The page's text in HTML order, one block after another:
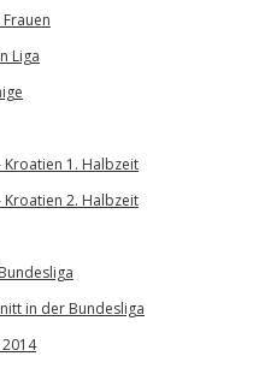
Liga
1. Halbzeit
2. Halbzeit
in der Bundesliga